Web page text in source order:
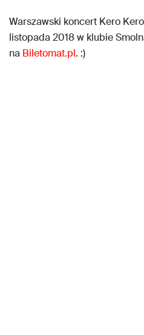
Warszawski koncert Kero
listopada 2018 w klubie
na Biletomat.pl. :)